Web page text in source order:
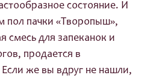
состояние. И
пол пачки «Творопыш»,
смесь для запеканок и
продается в
же вы вдруг не нашли,